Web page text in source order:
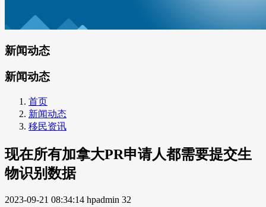
新闻动态
新闻动态
首页
新闻动态
移民资讯
现在所有加拿大PR申请人都需要提交生
物识别数据
2023-09-21 08:34:14 hpadmin 32